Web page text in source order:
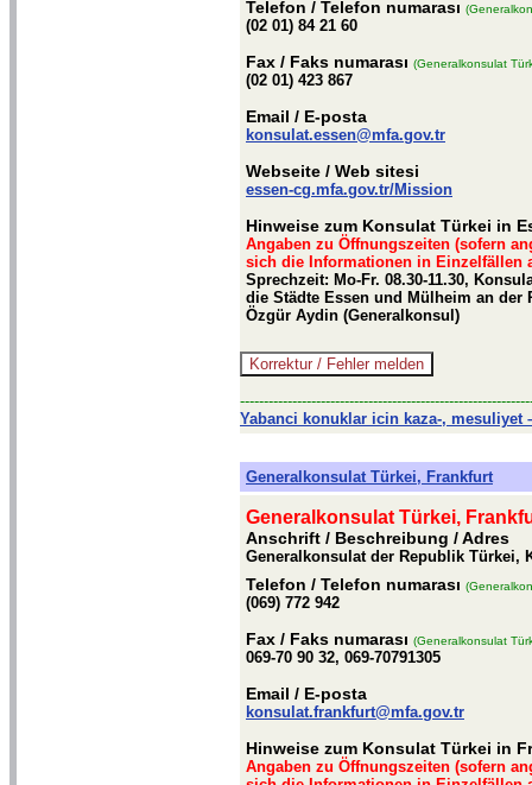
Telefon / Telefon numarası
(02 01) 84 21 60
Fax / Faks numarası (Generalkonsulat
(02 01) 423 867
Email / E-posta
konsulat.essen@mfa.gov.tr
Webseite / Web sitesi
essen-cg.mfa.gov.tr/Mission
Hinweise zum Konsulat Türkei in
Angaben zu Öffnungszeiten (sofern
sich die Informationen in Einzelfällen
Sprechzeit: Mo-Fr. 08.30-11.30,
die Städte Essen und Mülheim an der
Özgür Aydin (Generalkonsul)
Yabanci konuklar icin kaza-, mesuliyet
Generalkonsulat Türkei, Frankfurt
Generalkonsulat Türkei,
Anschrift / Beschreibung / Adres
Generalkonsulat der Republik Türkei,
Telefon / Telefon numarası
(069) 772 942
Fax / Faks numarası (Generalkonsulat
069-70 90 32, 069-70791305
Email / E-posta
konsulat.frankfurt@mfa.gov.tr
Hinweise zum Konsulat Türkei in
Angaben zu Öffnungszeiten (sofern